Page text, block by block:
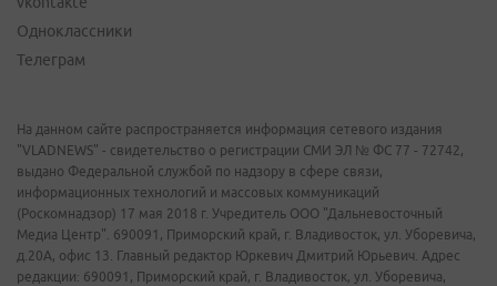
Одноклассники
Телеграм
На данном сайте распространяется информация сетевого издания
"VLADNEWS" - свидетельство о регистрации СМИ ЭЛ № ФС 77 - 72742,
выдано Федеральной службой по надзору в сфере связи,
информационных технологий и массовых коммуникаций
(Роскомнадзор) 17 мая 2018 г. Учредитель ООО "Дальневосточный
Медиа Центр". 690091, Приморский край, г. Владивосток, ул. Уборевича,
д.20А, офис 13. Главный редактор Юркевич Дмитрий Юрьевич. Адрес
редакции: 690091, Приморский край, г. Владивосток, ул. Уборевича,